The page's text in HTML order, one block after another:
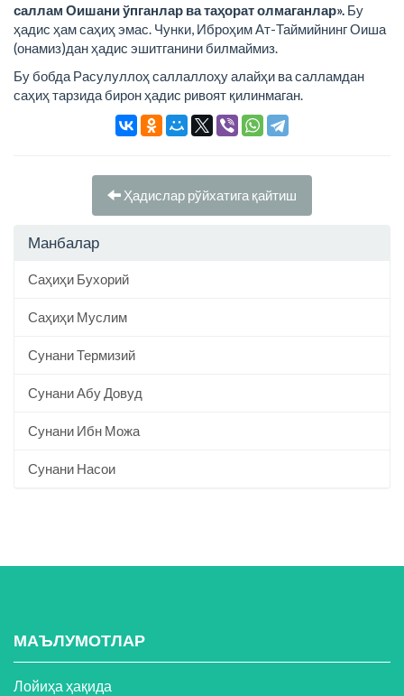
саллам Оишани ўпганлар ва таҳорат олмаганлар». Бу
ҳадис ҳам саҳиҳ эмас. Чунки, Иброҳим Ат-Таймийнинг Оиша
(онамиз)дан ҳадис эшитганини билмаймиз.
Бу бобда Расулуллоҳ саллаллоҳу алайҳи ва салламдан
саҳиҳ тарзида бирон ҳадис ривоят қилинмаган.
Ҳадислар рўйхатига қайтиш
Манбалар
Саҳиҳи Бухорий
Саҳиҳи Муслим
Сунани Термизий
Сунани Абу Довуд
Сунани Ибн Можа
Сунани Насои
МАЪЛУМОТЛАР
Лойиҳа ҳақида